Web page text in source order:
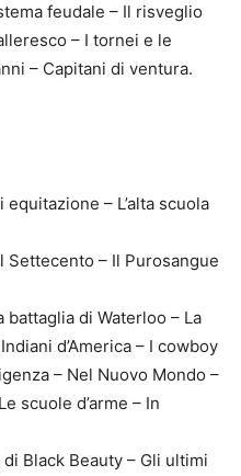
feudale – Il risveglio
– I tornei e le
– Capitani di ventura.
– L’alta scuola
– Il Purosangue
battaglia di Waterloo – La
d’America – I cowboy
– Nel Nuovo Mondo –
scuole d’arme – In
Black Beauty – Gli ultimi